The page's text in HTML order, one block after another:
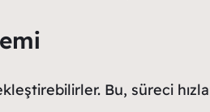
Bu, süreci